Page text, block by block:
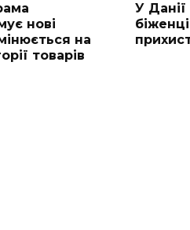
нові
на
товарів
У